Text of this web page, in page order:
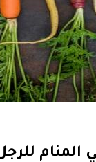
المنام